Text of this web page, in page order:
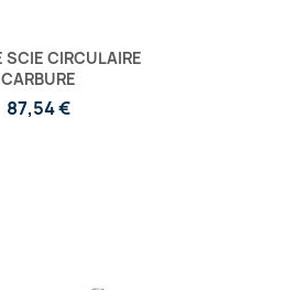
SCIE CIRCULAIRE
CARBURE
87,54 €